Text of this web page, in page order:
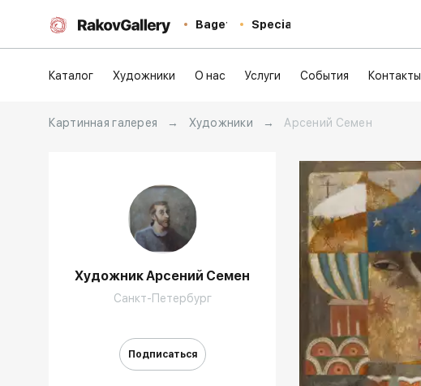
Baget Special
Каталог Художники О нас Услуги События Контакты
Картинная галерея → Художники → Арсений Семен
Художник Арсений Семен
Санкт-Петербург
Подписаться
Домен: